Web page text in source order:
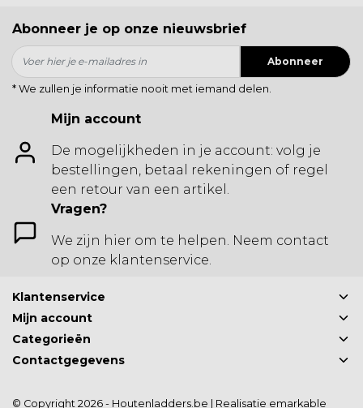
Abonneer je op onze nieuwsbrief
Abonneer
* We zullen je informatie nooit met iemand delen.
Mijn account
De mogelijkheden in je account: volg je
bestellingen, betaal rekeningen of regel
een retour van een artikel.
Vragen?
We zijn hier om te helpen. Neem contact
op onze klantenservice.
Klantenservice
Mijn account
Categorieën
Contactgegevens
© Copyright 2026 - Houtenladders.be | Realisatie emarkable